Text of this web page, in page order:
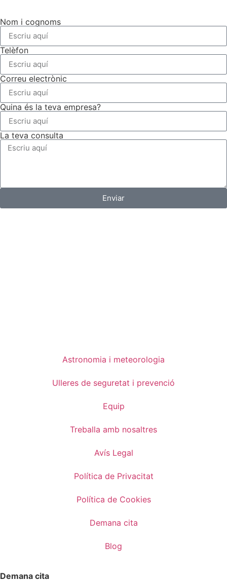
Nom i cognoms
Telèfon
Correu electrònic
Quina és la teva empresa?
La teva consulta
Enviar
Astronomia i meteorologia
Ulleres de seguretat i prevenció
Equip
Treballa amb nosaltres
Avís Legal
Política de Privacitat
Política de Cookies
Demana cita
Blog
Demana cita